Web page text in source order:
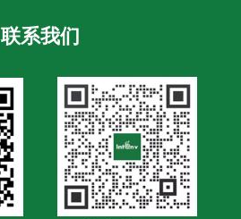
联系我们